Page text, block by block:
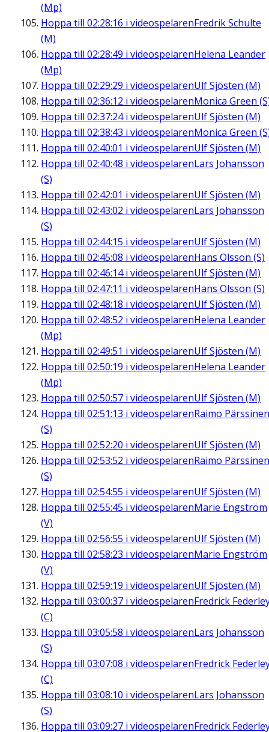
(Mp)
Hoppa till 02:28:16 i videospelarenFredrik Schulte
(M)
Hoppa till 02:28:49 i videospelarenHelena Leander
(Mp)
Hoppa till 02:29:29 i videospelarenUlf Sjösten (M)
Hoppa till 02:36:12 i videospelarenMonica Green
Hoppa till 02:37:24i videospelarenUlf Sjösten (M)
Hoppa till 02:38:43 i videospelarenMonica Green
Hoppa till 02:40:01 i videospelarenUlf Sjösten (M)
Hoppa till 02:40:48 i videospelarenLars Johansson
(S)
Hoppa till 02:42:01 i videospelarenUlf Sjösten (M)
Hoppa till 02:43:02 i videospelarenLars Johansson
(S)
Hoppa till 02:44:15 i videospelarenUlf Sjösten (M)
Hoppa till 02:45:08 i videospelarenHans Olsson (S)
Hoppa till 02:46:14i videospelarenUlf Sjösten (M)
Hoppa till 02:47:11 i videospelarenHans Olsson (S)
Hoppa till 02:48:18 i videospelarenUlf Sjösten (M)
Hoppa till 02:48:52 i videospelarenHelena Leander
(Mp)
Hoppa till 02:49:51 i videospelarenUlf Sjösten (M)
Hoppa till 02:50:19 i videospelarenHelena Leander
(Mp)
Hoppa till 02:50:57 i videospelarenUlf Sjösten (M)
Hoppa till 02:51:13 i videospelarenRaimo Pärssinen
(S)
Hoppa till 02:52:20 i videospelarenUlf Sjösten (M)
Hoppa till 02:53:52 i videospelarenRaimo Pärssinen
(S)
Hoppa till 02:54:55 i videospelarenUlf Sjösten (M)
Hoppa till 02:55:45 i videospelarenMarie Engström
(V)
Hoppa till 02:56:55 i videospelarenUlf Sjösten (M)
Hoppa till 02:58:23 i videospelarenMarie Engström
(V)
Hoppa till 02:59:19 i videospelarenUlf Sjösten (M)
Hoppa till 03:00:37 i videospelarenFredrick
(C)
Hoppa till 03:05:58 i videospelarenLars Johansson
(S)
Hoppa till 03:07:08 i videospelarenFredrick
(C)
Hoppa till 03:08:10 i videospelarenLars Johansson
(S)
Hoppa till 03:09:27 i videospelarenFredrick